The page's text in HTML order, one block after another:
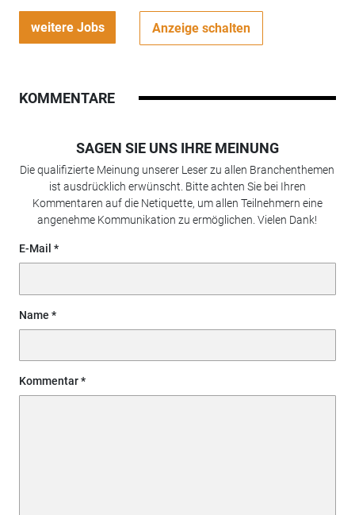
weitere Jobs Anzeige schalten
KOMMENTARE
SAGEN SIE UNS IHRE MEINUNG
Die qualifizierte Meinung unserer Leser zu allen Branchenthemen
ist ausdrücklich erwünscht. Bitte achten Sie bei Ihren
Kommentaren auf die Netiquette, um allen Teilnehmern eine
angenehme Kommunikation zu ermöglichen. Vielen Dank!
E-Mail
Name
Kommentar